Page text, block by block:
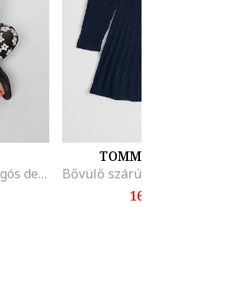
Virágmintás leggings logós derékrésszel, Fehér/Fekete
TOMMY HILFIGER
16.899 Ft